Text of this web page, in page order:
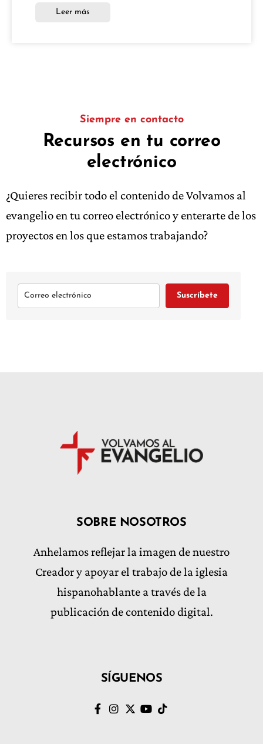
Leer más
Siempre en contacto
Recursos en tu correo
electrónico
¿Quieres recibir todo el contenido de Volvamos al
evangelio en tu correo electrónico y enterarte de los
proyectos en los que estamos trabajando?
Suscríbete
SOBRE NOSOTROS
Anhelamos reflejar la imagen de nuestro
Creador y apoyar el trabajo de la iglesia
hispanohablante a través de la
publicación de contenido digital.
SÍGUENOS